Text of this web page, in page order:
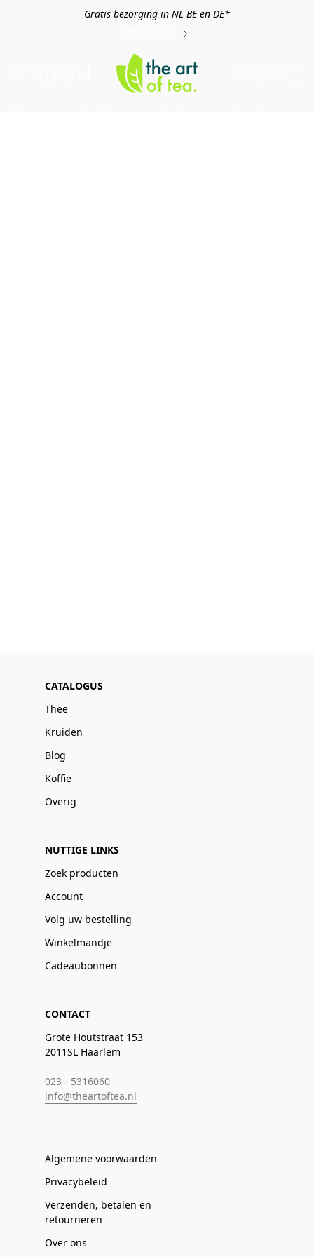
Gratis bezorging in NL BE en DE*
CATALOGUS
Thee
Kruiden
Blog
Koffie
Overig
NUTTIGE LINKS
Zoek producten
Account
Volg uw bestelling
Winkelmandje
Cadeaubonnen
CONTACT
Grote Houtstraat 153
2011SL Haarlem
023 - 5316060
info@theartoftea.nl
Algemene voorwaarden
Privacybeleid
Verzenden, betalen en
retourneren
Over ons